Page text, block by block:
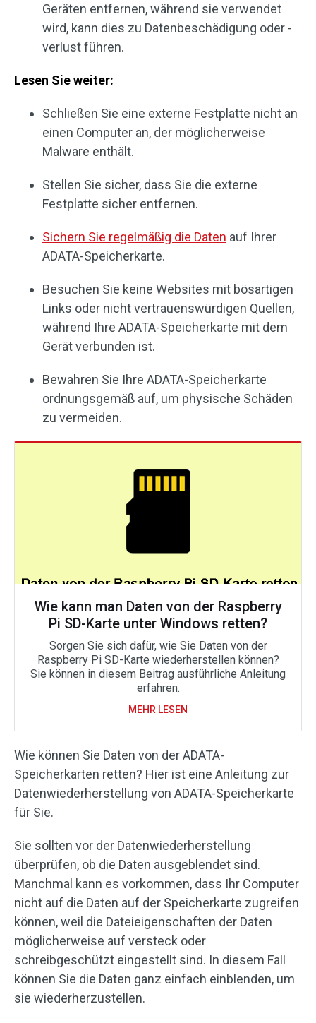
Geräten entfernen, während sie verwendet
wird, kann dies zu Datenbeschädigung oder -
verlust führen.
Lesen Sie weiter:
Schließen Sie eine externe Festplatte nicht an
einen Computer an, der möglicherweise
Malware enthält.
Stellen Sie sicher, dass Sie die externe
Festplatte sicher entfernen.
Sichern Sie regelmäßig die Daten auf Ihrer
ADATA-Speicherkarte.
Besuchen Sie keine Websites mit bösartigen
Links oder nicht vertrauenswürdigen Quellen,
während Ihre ADATA-Speicherkarte mit dem
Gerät verbunden ist.
Bewahren Sie Ihre ADATA-Speicherkarte
ordnungsgemäß auf, um physische Schäden
zu vermeiden.
Wie kann man Daten von der Raspberry
Pi SD-Karte unter Windows retten?
Sorgen Sie sich dafür, wie Sie Daten von der
Raspberry Pi SD-Karte wiederherstellen können?
Sie können in diesem Beitrag ausführliche Anleitung
erfahren.
MEHR LESEN
Wie können Sie Daten von der ADATA-
Speicherkarten retten? Hier ist eine Anleitung zur
Datenwiederherstellung von ADATA-Speicherkarte
für Sie.
Sie sollten vor der Datenwiederherstellung
überprüfen, ob die Daten ausgeblendet sind.
Manchmal kann es vorkommen, dass Ihr Computer
nicht auf die Daten auf der Speicherkarte zugreifen
können, weil die Dateieigenschaften der Daten
möglicherweise auf versteck oder
schreibgeschützt eingestellt sind. In diesem Fall
können Sie die Daten ganz einfach einblenden, um
sie wiederherzustellen.